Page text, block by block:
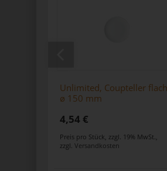
Unlimited, Coupteller flach
ø 150 mm
4,54 €
Preis pro Stück, zzgl. 19% MwSt.,
zzgl. Versandkosten